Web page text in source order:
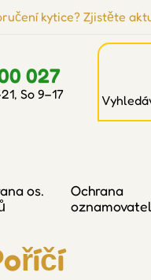
kytice? Zjistěte
027
So 9–17
os.
Ochrana